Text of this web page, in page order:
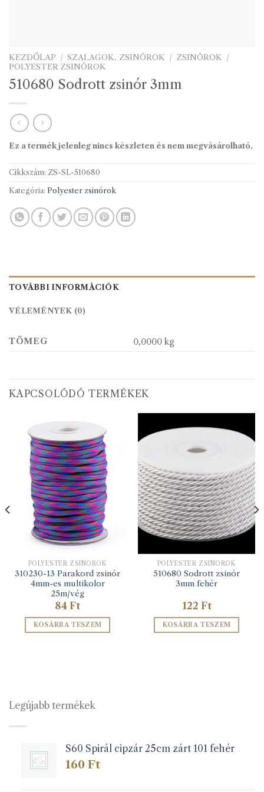
KEZDŐLAP / SZALAGOK, ZSINÓROK / ZSINÓROK /
POLYESTER ZSINÓROK
510680 Sodrott zsinór 3mm
Ez a termék jelenleg nincs készleten és nem megvásárolható.
Cikkszám: ZS-SL-510680
Kategória: Polyester zsinórok
TOVÁBBI INFORMÁCIÓK
VÉLEMÉNYEK (0)
TÖMEG 0,0000 kg
KAPCSOLÓDÓ TERMÉKEK
POLYESTER ZSINÓROK
310230-13 Parakord zsinór
4mm-es multikolor
25m/vég
84 Ft
KOSÁRBA TESZEM
POLYESTER ZSINÓROK
510680 Sodrott zsinór
3mm fehér
122 Ft
KOSÁRBA TESZEM
Legújabb termékek
S60 Spirál cipzár 25cm zárt 101 fehér
160 Ft